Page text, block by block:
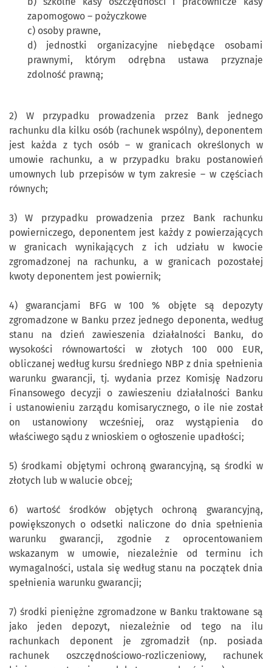
zapomogowo – pożyczkowe
c) osoby prawne,
d) jednostki organizacyjne niebędące osobami
prawnymi, którym odrębna ustawa przyznaje
zdolność prawną;
2) W przypadku prowadzenia przez Bank jednego
rachunku dla kilku osób (rachunek wspólny), deponentem
jest każda z tych osób – w granicach określonych w
umowie rachunku, a w przypadku braku postanowień
umownych lub przepisów w tym zakresie – w częściach
równych;
3) W przypadku prowadzenia przez Bank rachunku
powierniczego, deponentem jest każdy z powierzających
w granicach wynikających z ich udziału w kwocie
zgromadzonej na rachunku, a w granicach pozostałej
kwoty deponentem jest powiernik;
4) gwarancjami BFG w 100 % objęte są depozyty
zgromadzone w Banku przez jednego deponenta, według
stanu na dzień zawieszenia działalności Banku, do
wysokości równowartości w złotych 100 000 EUR,
obliczanej według kursu średniego NBP z dnia spełnienia
warunku gwarancji, tj. wydania przez Komisję Nadzoru
Finansowego decyzji o zawieszeniu działalności Banku
i ustanowieniu zarządu komisarycznego, o ile nie został
on ustanowiony wcześniej, oraz wystąpienia do
właściwego sądu z wnioskiem o ogłoszenie upadłości;
5) środkami objętymi ochroną gwarancyjną, są środki w
złotych lub w walucie obcej;
6) wartość środków objętych ochroną gwarancyjną,
powiększonych o odsetki naliczone do dnia spełnienia
warunku gwarancji, zgodnie z oprocentowaniem
wskazanym w umowie, niezależnie od terminu ich
wymagalności, ustala się według stanu na początek dnia
spełnienia warunku gwarancji;
7) środki pieniężne zgromadzone w Banku traktowane są
jako jeden depozyt, niezależnie od tego na ilu
rachunkach deponent je zgromadził (np. posiada
rachunek oszczędnościowo-rozliczeniowy, rachunek